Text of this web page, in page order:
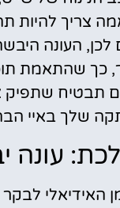
צריך להיות
לכן, העונה
כך שהתאמת
תבטיח שתפיק
שלך באיי
עונה
האידיאלי